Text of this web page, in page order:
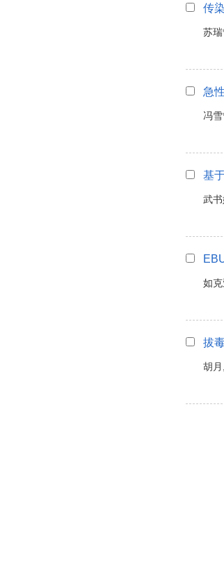
传
苏
急
冯
基
武
如
拔
胡